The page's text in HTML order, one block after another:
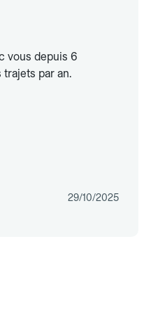
vous depuis 6
par an.
29/10/2025